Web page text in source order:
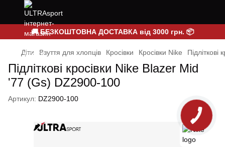
🚚 БЕЗКОШТОВНА ДОСТАВКА від 3000 грн. 📦
Діти Взуття для хлопців Кросівки Кросівки Nike
Підліткові кросівки Nike Blazer Mid
'77 (Gs) DZ2900-100
Артикул: DZ2900-100